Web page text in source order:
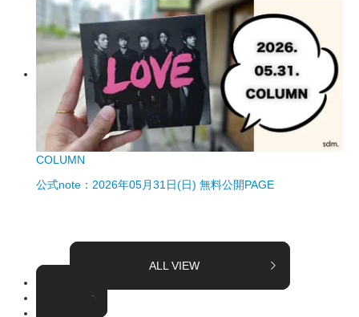
COLUMN
公式note：2026年05月31日(日) 無料公開PAGE
ALL VIEW